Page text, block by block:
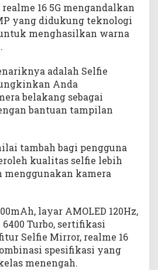
16 5G mengandalkan
yang didukung teknologi
menghasilkan warna
adalah Selfie
Anda
belakang sebagai
bantuan tampilan
tambah bagi pengguna
kualitas selfie lebih
kamera
layar AMOLED 120Hz,
Turbo, sertifikasi
Selfie Mirror, realme 16
spesifikasi yang
menengah.